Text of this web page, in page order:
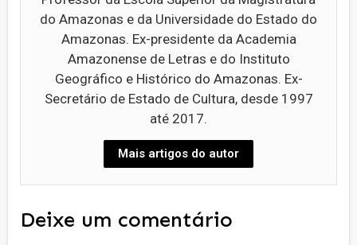
do Amazonas e da Universidade do Estado do
Amazonas. Ex-presidente da Academia
Amazonense de Letras e do Instituto
Geográfico e Histórico do Amazonas. Ex-
Secretário de Estado de Cultura, desde 1997
até 2017.
Mais artigos do autor
Deixe um comentário